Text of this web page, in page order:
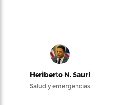
Heriberto N. Saurí
Salud y emergencias